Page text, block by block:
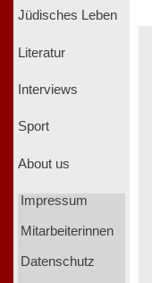
Jüdisches Leben
Literatur
Interviews
Sport
About us
Impressum
Mitarbeiterinnen
Datenschutz